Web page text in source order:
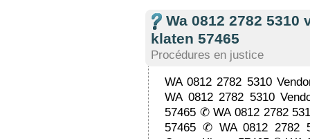
Wa 0812 2782
klaten 57465
Procédures en justice
WA 0812 2782 5310
WA 0812 2782 5310
57465 ✆ WA 0812 2782
57465 ✆ WA 0812 2782